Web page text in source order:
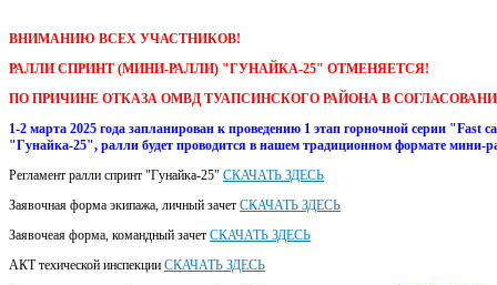
ВНИМАНИЮ ВСЕХ УЧАСТНИКОВ!
РАЛЛИ СПРИНТ (МИНИ-РАЛЛИ) "ГУНАЙКА-25" ОТМЕНЯЕТСЯ!
ПО ПРИЧИНЕ ОТКАЗА ОМВД ТУАПСИНСКОГО РАЙОНА В
1-2 марта 2025 года запланирован к проведению 1 этап горночной серии "Fast
"Гунайка-25", ралли будет проводится в нашем традиционном формате мини-
Регламент ралли спринт "Гунайка-25" СКАЧАТЬ ЗДЕСЬ
Заявочная форма экипажа, личный зачет СКАЧАТЬ ЗДЕСЬ
Заявочеая форма, командный зачет СКАЧАТЬ ЗДЕСЬ
АКТ техической инспекции СКАЧАТЬ ЗДЕСЬ